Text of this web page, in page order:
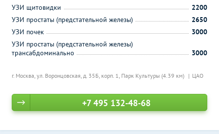
г. Москва, ул. Воронцовская, д. 35Б, корп. 1, Парк Культуры (4.39 км) ЦАО
УЗИ щитовидки
2200
УЗИ простаты (предстательной железы)
2650
УЗИ почек
3000
УЗИ простаты (предстательной железы)
трансабдоминально
3000
+7 495 132-48-68